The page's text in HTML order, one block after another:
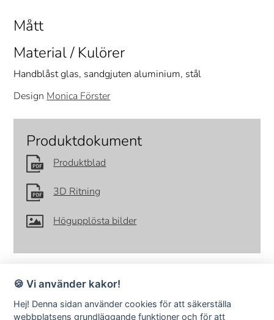
Mått
Material / Kulörer
Handblåst glas, sandgjuten aluminium, stål
Design Monica Förster
Produktdokument
Produktblad
3D Ritning
Högupplösta bilder
🍪 Vi använder kakor!
Hej! Denna sidan använder cookies för att säkerställa
webbplatsens grundläggande funktioner och för att